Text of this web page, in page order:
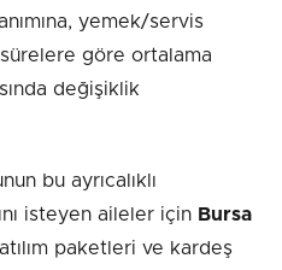
yemek/servis
göre ortalama
değişiklik
bu ayrıcalıklı
isteyen aileler için Bursa
paketleri ve kardeş